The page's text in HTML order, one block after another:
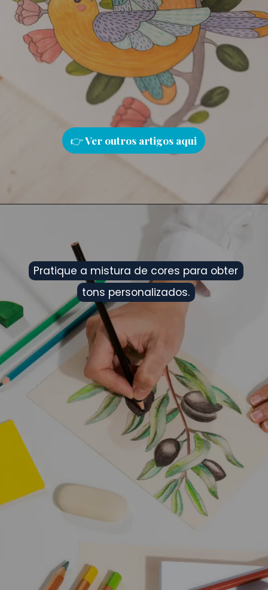
👉Ver outros artigos aqui
Pratique a mistura de cores para obter
tons personalizados.
Pratique a mistura de cores para obter
tons personalizados.